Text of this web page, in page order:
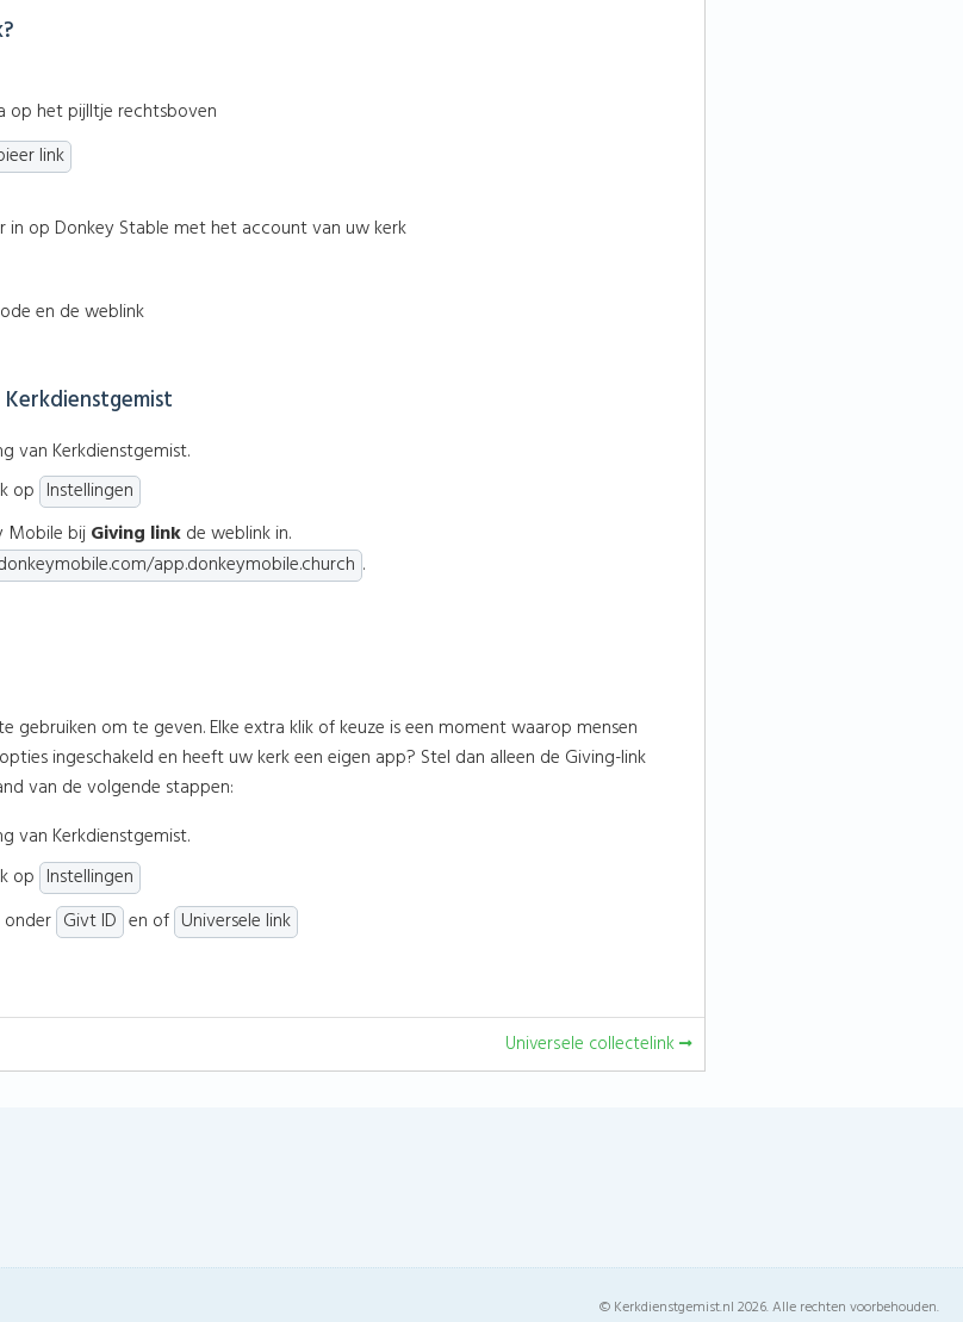
op het pijlltje rechtsboven
link
in op Donkey Stable met het account van uw kerk
en de weblink
van Kerkdienstgemist.
op Instellingen
Mobile bijGiving linkde weblink in.
app.donkeymobile.church .
gebruiken om te geven. Elke extra klik of keuze is een moment waarop mensen
ingeschakeld en heeft uw kerk een eigen app? Stel dan alleen de Giving-link
van de volgende stappen:
van Kerkdienstgemist.
op Instellingen
Givt ID en of Universele link
Universele collectelink
© Kerkdienstgemist.nl 2026. Alle rechten voorbehouden.